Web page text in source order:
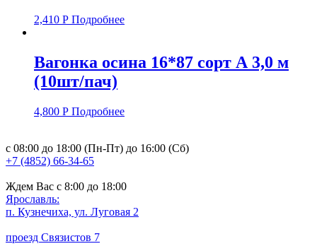
2,410 Р Подробнее
Вагонка осина 16*87 сорт А 3,0 м
(10шт/пач)
4,800 Р Подробнее
с 08:00 до 18:00 (Пн-Пт) до 16:00 (Сб)
+7 (4852) 66-34-65
Ждем Вас с 8:00 до 18:00
Ярославль:
п. Кузнечиха, ул. Луговая 2
проезд Связистов 7